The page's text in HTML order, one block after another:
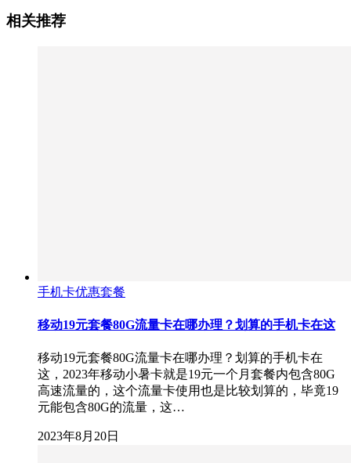
相关推荐
手机卡优惠套餐
移动19元套餐80G流量卡在哪办理？划算的手机卡在这
移动19元套餐80G流量卡在哪办理？划算的手机卡在
这，2023年移动小暑卡就是19元一个月套餐内包含80G
高速流量的，这个流量卡使用也是比较划算的，毕竟19
元能包含80G的流量，这…
2023年8月20日